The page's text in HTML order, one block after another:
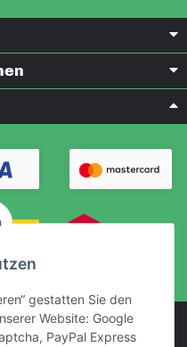
gestatten Sie den
Website: Google
PayPal Express